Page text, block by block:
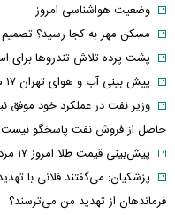
وضعیت هواشناسی امروز
مسکن مهر به کجا رسید؟ تصمیم
پشت پرده تلاش تندروها برای
پیش بینی آب و هوای تهران ۱۷ مرداد
وزیر نفت در عملکرد خود موفق
حاصل از فروش نفت پاسخگو نیست
پیش‌بینی قیمت طلا امروز ۱۷ مرداد ۱۴۰۵/ افزایش چشمگیر قیمت اونس طلا
پزشکیان: می‌گفتند فلانی با
فرماندهان از تهدید من می‌ترسند؟